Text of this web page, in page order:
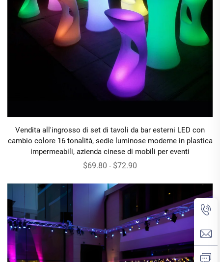
Vendita all'ingrosso di set di tavoli da bar esterni LED con
cambio colore 16 tonalità, sedie luminose moderne in plastica
impermeabili, azienda cinese di mobili per eventi
$69.80 - $72.90